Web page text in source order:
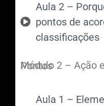
Aula 2 –
pontos de
classificações
Módulo 2 – Ação e Função dos Principais Pontos
Aula 1 –